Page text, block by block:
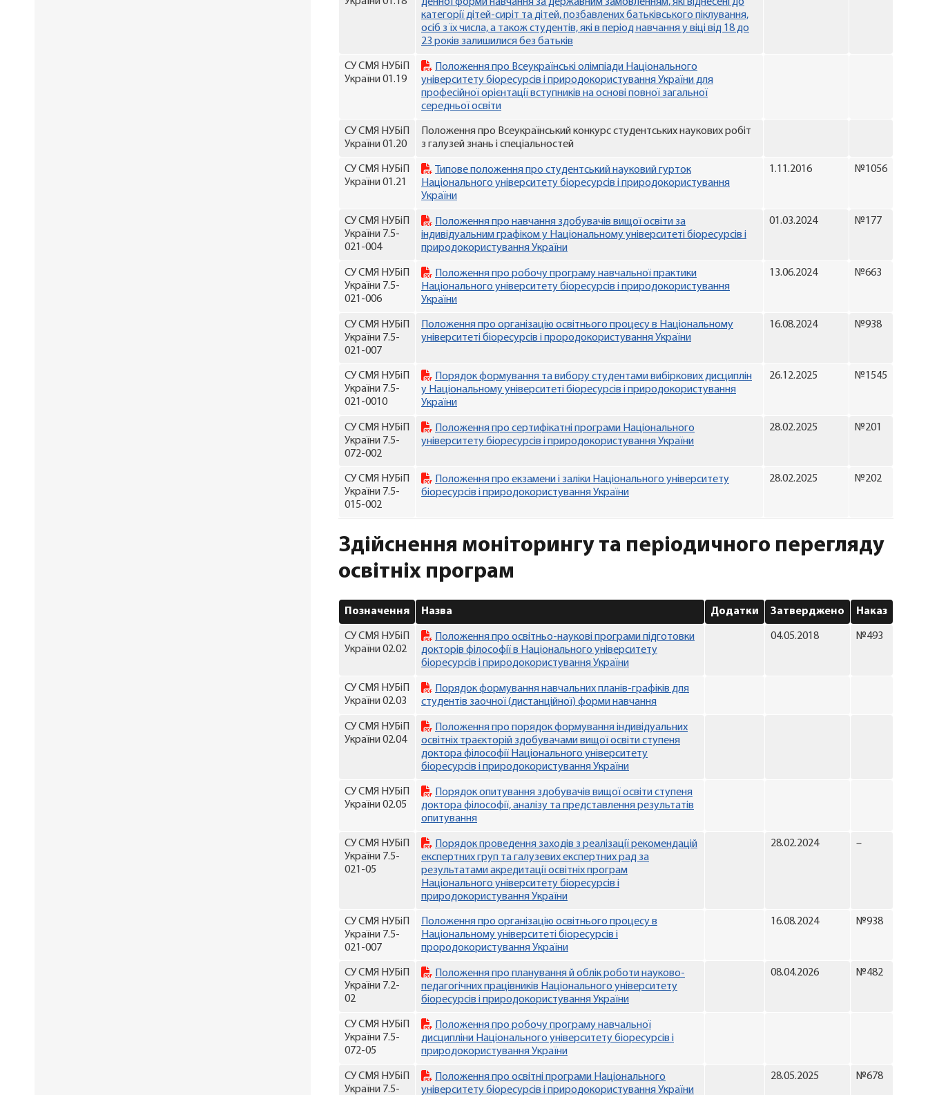
категорії дітей-сиріт та дітей, позбавлених батьківського піклування,
осіб з їх числа, а також студентів, які в період навчання у віці від 18 до
23 років залишилися без батьків
СУ СМЯ НУБіП
України 01.19
Положення про Всеукраїнські олімпіади Національного
університету біоресурсів і природокористування України для
професійної орієнтації вступників на основі повної загальної
середньої освіти
СУ СМЯ НУБіП
України 01.20
Положення про Всеукраїнський конкурс студентських наукових робіт
з галузей знань і спеціальностей
СУ СМЯ НУБіП
України 01.21
Типове положення про студентський науковий гурток
Національного університету біоресурсів і природокористування
України
1.11.2016 №1056
СУ СМЯ НУБіП
України 7.5-
021-004
Положення про навчання здобувачів вищої освіти за
індивідуальним графіком у Національному університеті біоресурсів і
природокористування України
01.03.2024 №177
СУ СМЯ НУБіП
України 7.5-
021-006
Положення про робочу програму навчальної практики
Національного університету біоресурсів і природокористування
України
13.06.2024 №663
СУ СМЯ НУБіП
України 7.5-
021-007
Положення про організацію освітнього процесу в Національному
університеті біоресурсів і прородокористування України
16.08.2024 №938
СУ СМЯ НУБіП
України 7.5-
021-0010
Порядок формування та вибору студентами вибіркових дисциплін
у Національному університеті біоресурсів і природокористування
України
26.12.2025 №1545
СУ СМЯ НУБіП
України 7.5-
072-002
Положення про сертифікатні програми Національного
університету біоресурсів і природокористування України
28.02.2025 №201
СУ СМЯ НУБіП
України 7.5-
015-002
Положення про екзамени і заліки Національного університету
біоресурсів і природокористування України
28.02.2025 №202
Здійснення моніторингу та періодичного перегляду
освітніх програм
Позначення Назва Додатки Затверджено Наказ
СУ СМЯ НУБіП
України 02.02
Положення про освітньо-наукові програми підготовки
докторів філософії в Національного університету
біоресурсів і природокористування України
04.05.2018 №493
СУ СМЯ НУБіП
України 02.03
Порядок формування навчальних планів-графіків для
студентів заочної (дистанційної) форми навчання
СУ СМЯ НУБіП
України 02.04
Положення про порядок формування індивідуальних
освітніх траєкторій здобувачами вищої освіти ступеня
доктора філософії Національного університету
біоресурсів і природокористування України
СУ СМЯ НУБіП
України 02.05
Порядок опитування здобувачів вищої освіти ступеня
доктора філософії, аналізу та представлення результатів
опитування
СУ СМЯ НУБіП
України 7.5-
021-05
Порядок проведення заходів з реалізації рекомендацій
експертних груп та галузевих експертних рад за
результатами акредитації освітніх програм
Національного університету біоресурсів і
природокористування України
28.02.2024 –
СУ СМЯ НУБіП
України 7.5-
021-007
Положення про організацію освітнього процесу в
Національному університеті біоресурсів і
прородокористування України
16.08.2024 №938
СУ СМЯ НУБіП
України 7.2-
02
Положення про планування й облік роботи науково-
педагогічних працівників Національного університету
біоресурсів і природокористування України
08.04.2026 №482
СУ СМЯ НУБіП
України 7.5-
072-05
Положення про робочу програму навчальної
дисципліни Національного університету біоресурсів і
природокористування України
СУ СМЯ НУБіП
України 7.5-
Положення про освітні програми Національного
університету біоресурсів і природокористування України
28.05.2025 №678